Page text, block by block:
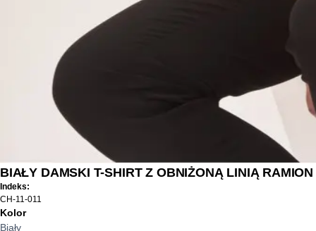
BIAŁY DAMSKI T-SHIRT Z OBNIŻONĄ LINIĄ RAMION
Indeks:
CH-11-011
Kolor
Biały